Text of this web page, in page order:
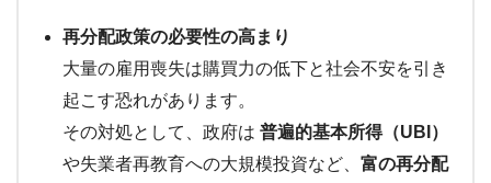
再分配政策の必要性の高まり
大量の雇用喪失は購買力の低下と社会不安を引き
起こす恐れがあります。
その対処として、政府は 普遍的基本所得（UBI）
や失業者再教育への大規模投資など、 富の再分配